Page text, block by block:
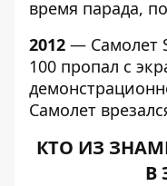
время парада,
2012 — Самолет
100 пропал с
Самолет
КТО ИЗ
В